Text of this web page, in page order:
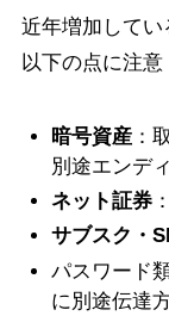
近年増加してい
以下の点に注意
暗号資産 ：
別途エンデ
ネット証券
サブスク・
パスワード
に別途伝達